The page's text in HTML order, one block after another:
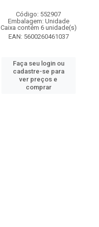
Código: 552907
Embalagem: Unidade
Caixa contém 6 unidade(s)
EAN: 5600260461037
Faça seu login ou
cadastre-se para
ver preços e
comprar